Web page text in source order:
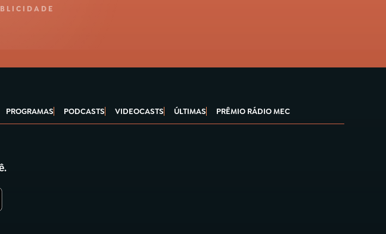
PROGRAMAS PODCASTS VIDEOCASTS ÚLTIMAS PRÊMIO RÁDIO MEC